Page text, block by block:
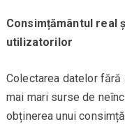
Consimțământul
utilizatorilor
Colectarea datelor
mai mari surse de
obținerea unui